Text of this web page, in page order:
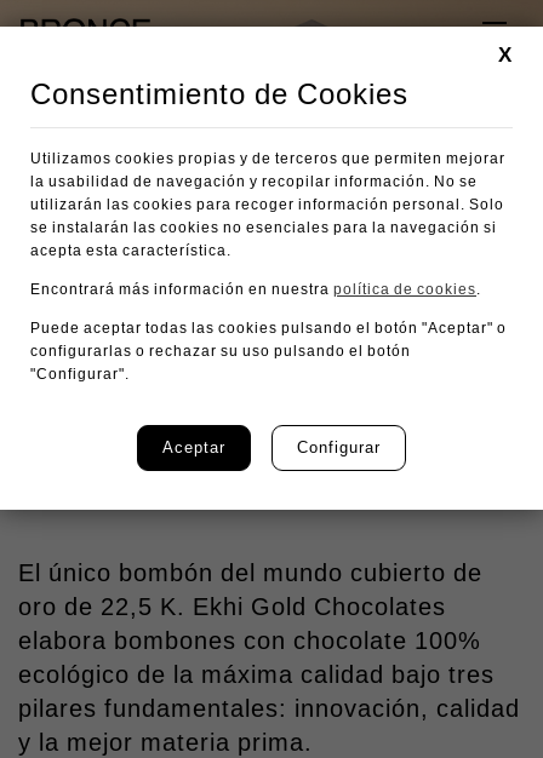
Ekhi Gold Chocolates
Golden by Nature
El único bombón del mundo cubierto de
oro de 22,5 K. Ekhi Gold Chocolates
elabora bombones con chocolate 100%
ecológico de la máxima calidad bajo tres
pilares fundamentales: innovación, calidad
y la mejor materia prima.
X
Consentimiento de Cookies
Utilizamos cookies propias y de terceros que permiten mejorar
la usabilidad de navegación y recopilar información. No se
utilizarán las cookies para recoger información personal. Solo
se instalarán las cookies no esenciales para la navegación si
acepta esta característica.
Encontrará más información en nuestra política de cookies.
Puede aceptar todas las cookies pulsando el botón "Aceptar" o
configurarlas o rechazar su uso pulsando el botón
"Configurar".
Aceptar Configurar